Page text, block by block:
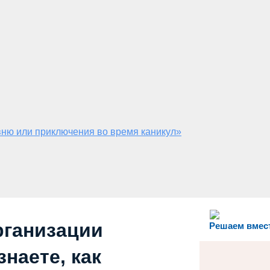
или приключения во время каникул»
Решаем
как